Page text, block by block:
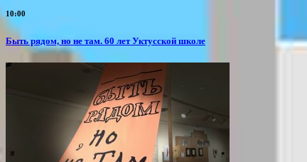
10:00
Быть рядом, но не там. 60 лет Уктусской школе